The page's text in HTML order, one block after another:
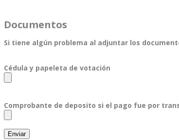
Documentos
Si tiene algún problema al adjuntar los
Cédula y papeleta de votación
Comprobante de deposito si el pago fue por